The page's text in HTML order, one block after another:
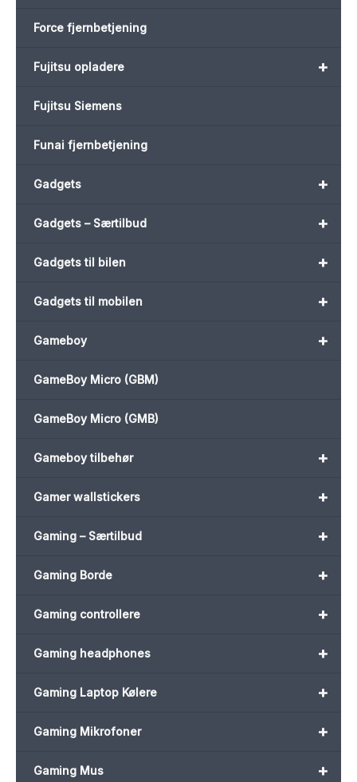
Force fjernbetjening
+
Fujitsu opladere
Fujitsu Siemens
Funai fjernbetjening
+
Gadgets
+
Gadgets – Særtilbud
+
Gadgets til bilen
+
Gadgets til mobilen
+
Gameboy
GameBoy Micro (GBM)
GameBoy Micro (GMB)
+
Gameboy tilbehør
+
Gamer wallstickers
+
Gaming – Særtilbud
+
Gaming Borde
+
Gaming controllere
+
Gaming headphones
+
Gaming Laptop Kølere
+
Gaming Mikrofoner
+
Gaming Mus